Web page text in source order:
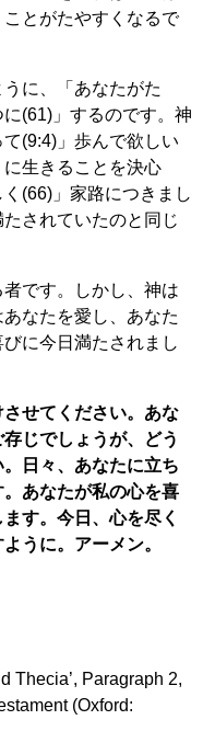
とがたやすくなるで
に、「あなたがた
(61)」するのです。神
(9:4)」歩んで欲しい
生きることを決心
く(66)」家路につきまし
されていたのと同じ
です。しかし、神は
なたを愛し、あなた
に今日満たされまし
せてください。あな
じでしょうが、どう
日々、あなたに立ち
あなたが私の心を喜
す。今日、心を尽く
うに。アーメン。
Thecia’, Paragraph 2,
(Oxford: